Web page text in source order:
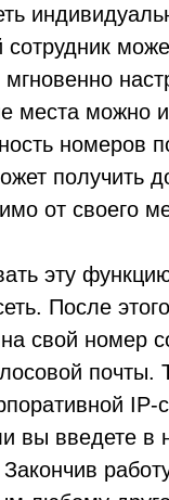
места можно
номеров
получить
от своего
эту
После
свой номер
IP-
вы введете в